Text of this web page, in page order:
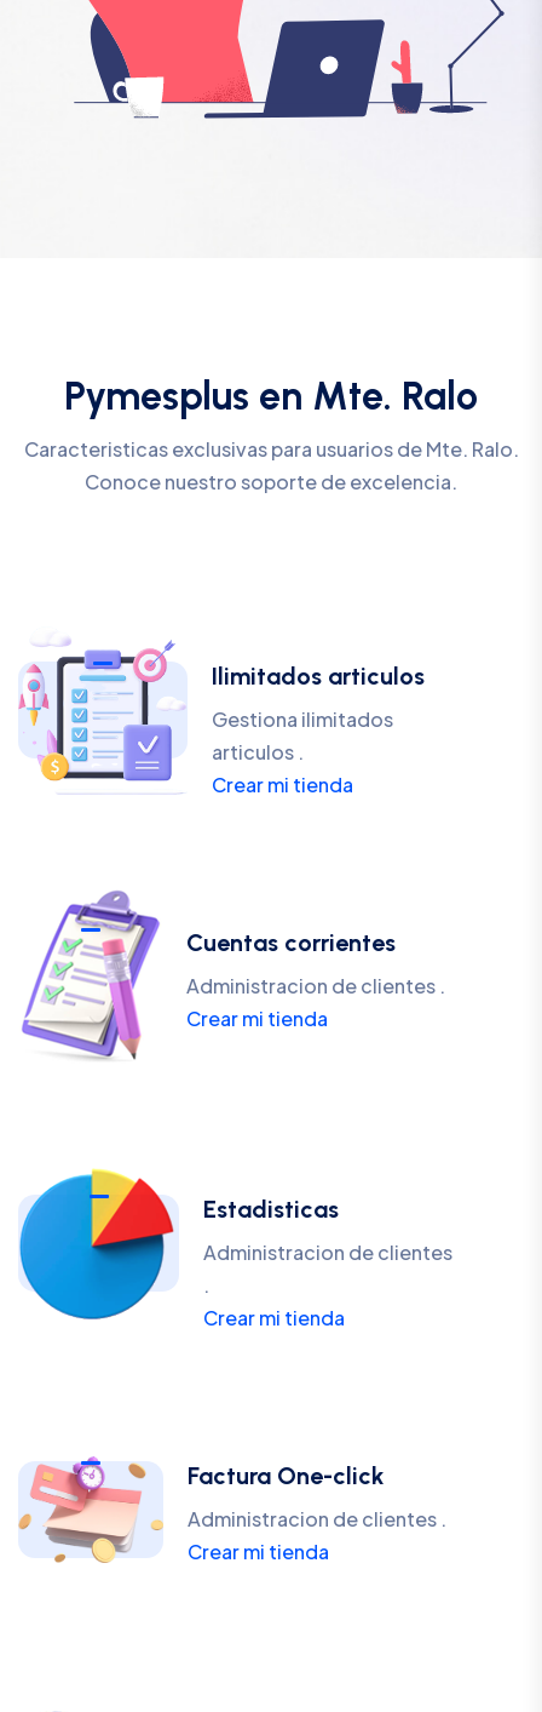
Pymesplus en Mte. Ralo
Caracteristicas exclusivas para usuarios de Mte. Ralo.
Conoce nuestro soporte de excelencia.
Ilimitados articulos
Gestiona ilimitados
articulos .
Crear mi tienda
Cuentas corrientes
Administracion de clientes .
Crear mi tienda
Estadisticas
Administracion de clientes
.
Crear mi tienda
Factura One-click
Administracion de clientes .
Crear mi tienda